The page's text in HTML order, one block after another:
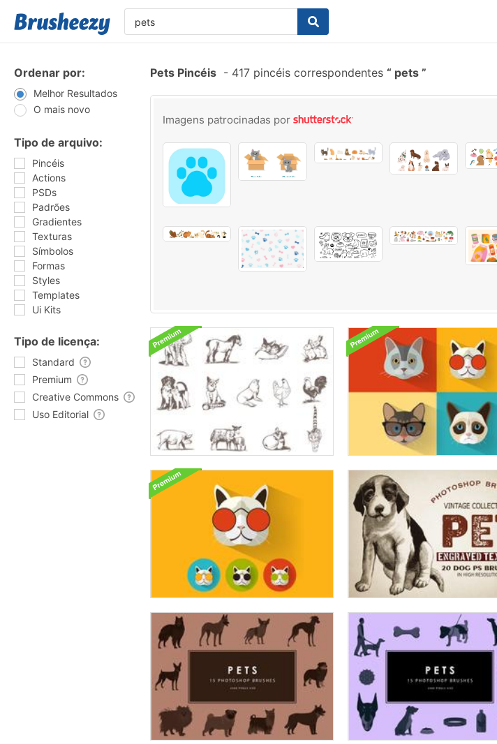
Ordenar por:
Melhor Resultados
O mais novo
Tipo de arquivo:
Pincéis
Actions
PSDs
Padrões
Gradientes
Texturas
Símbolos
Formas
Styles
Templates
Ui Kits
Tipo de licença:
Standard
Premium
Creative Commons
Uso Editorial
Pets Pincéis - 417 pincéis correspondentes pets
Imagens patrocinadas por